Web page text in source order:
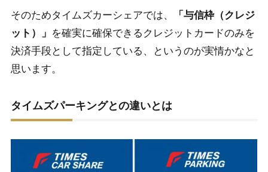
そのためタイムズカーシェアでは、
「与信枠（クレジ
ット）」 を確実に確保できるクレジットカードのみを
決済手段として指定している、というのが実情かなと
思います。
タイムズパーキングとの違いとは